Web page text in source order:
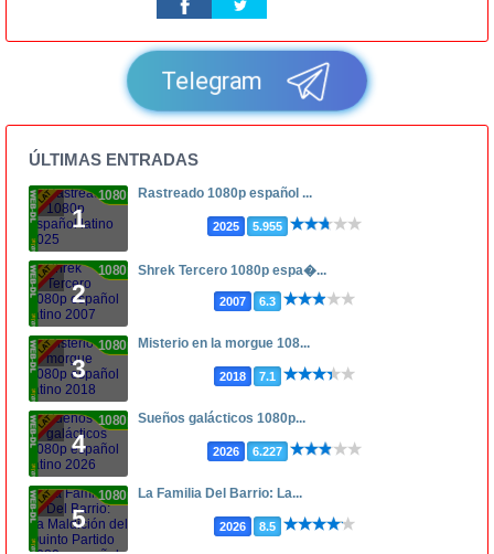
Telegram
ÚLTIMAS ENTRADAS
1
1080p Rastreado 1080p español ...
2025 5.955
2
1080p Shrek Tercero 1080p espa�...
2007 6.3
3
1080p Misterio en la morgue 108...
2018 7.1
4
1080p Sueños galácticos 1080p...
2026 6.227
5
1080p La Familia Del Barrio: La...
2026 8.5